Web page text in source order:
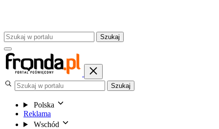
Szukaj
Szukaj
Polska
Reklama
Wschód